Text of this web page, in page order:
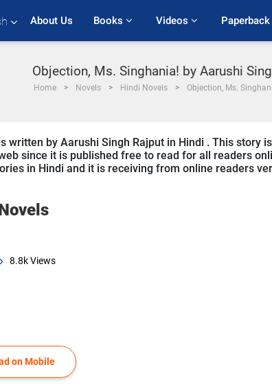
About Us Books Videos Paperback
Objection, Ms. Singhania! by Aarushi
Home Novels Hindi Novels Objection, Ms.
written by Aarushi Singh Rajput in Hindi . This story
since it is published free to read for all readers
in Hindi and it is receiving from online readers
8.8kViews
on Mobile